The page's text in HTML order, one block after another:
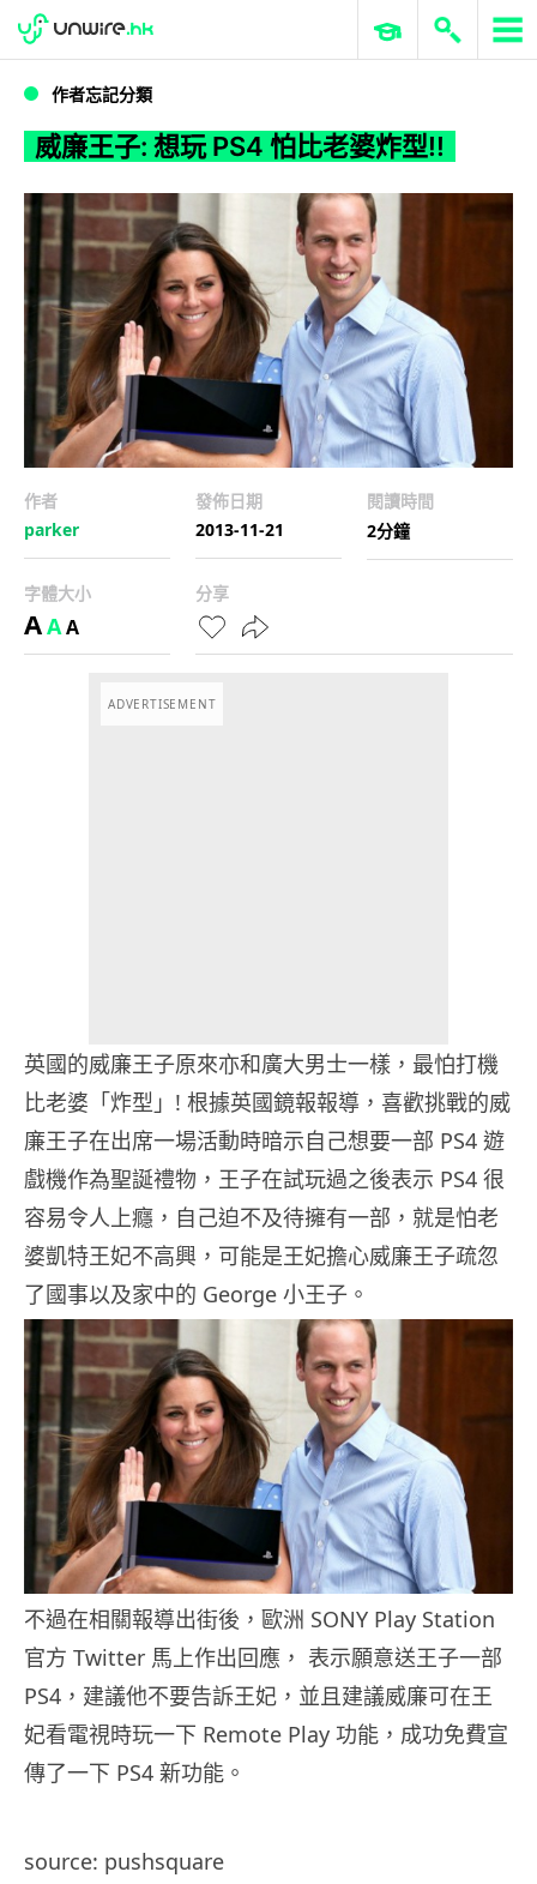
威廉王子: 想玩 PS4 怕比老婆炸型!!
WWDC 2026 ERP 與商業 AI
作者忘記分類
威廉王子: 想玩 PS4 怕比老婆炸型!!
作者
parker
發佈日期
2013-11-21
閱讀時間
2分鐘
字體大小
AAA
分享
ADVERTISEMENT
英國的威廉王子原來亦和廣大男士一樣，最怕打機
比老婆「炸型」! 根據英國鏡報報導，喜歡挑戰的威
廉王子在出席一場活動時暗示自己想要一部 PS4 遊
戲機作為聖誕禮物，王子在試玩過之後表示 PS4 很
容易令人上癮，自己迫不及待擁有一部，就是怕老
婆凱特王妃不高興，可能是王妃擔心威廉王子疏忽
了國事以及家中的 George 小王子。
不過在相關報導出街後，歐洲 SONY Play Station
官方 Twitter 馬上作出回應， 表示願意送王子一部
PS4，建議他不要告訴王妃，並且建議威廉可在王
妃看電視時玩一下 Remote Play 功能，成功免費宣
傳了一下 PS4 新功能。
source: pushsquare